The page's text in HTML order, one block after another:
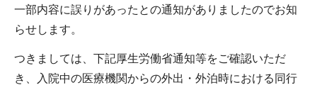
一部内容に誤りがあったとの通知がありましたのでお知
らせします。
つきましては、下記厚生労働省通知等をご確認いただ
き、入院中の医療機関からの外出・外泊時における同行